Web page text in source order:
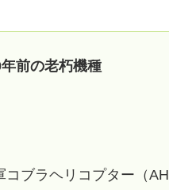
前の老朽機種
ブラヘリコプター（